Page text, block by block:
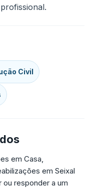
Civil
em Casa,
em Seixal
responder a um